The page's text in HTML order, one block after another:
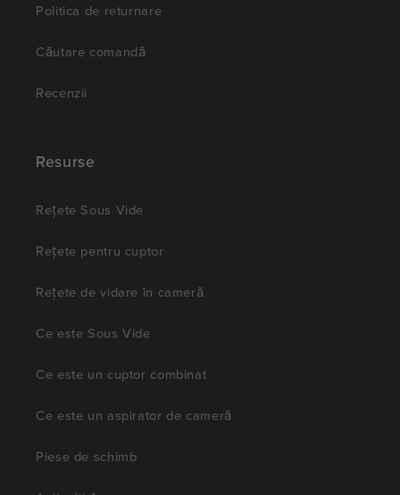
Politica de returnare
Căutare comandă
Recenzii
Resurse
Rețete Sous Vide
Rețete pentru cuptor
Rețete de vidare în cameră
Ce este Sous Vide
Ce este un cuptor combinat
Ce este un aspirator de cameră
Piese de schimb